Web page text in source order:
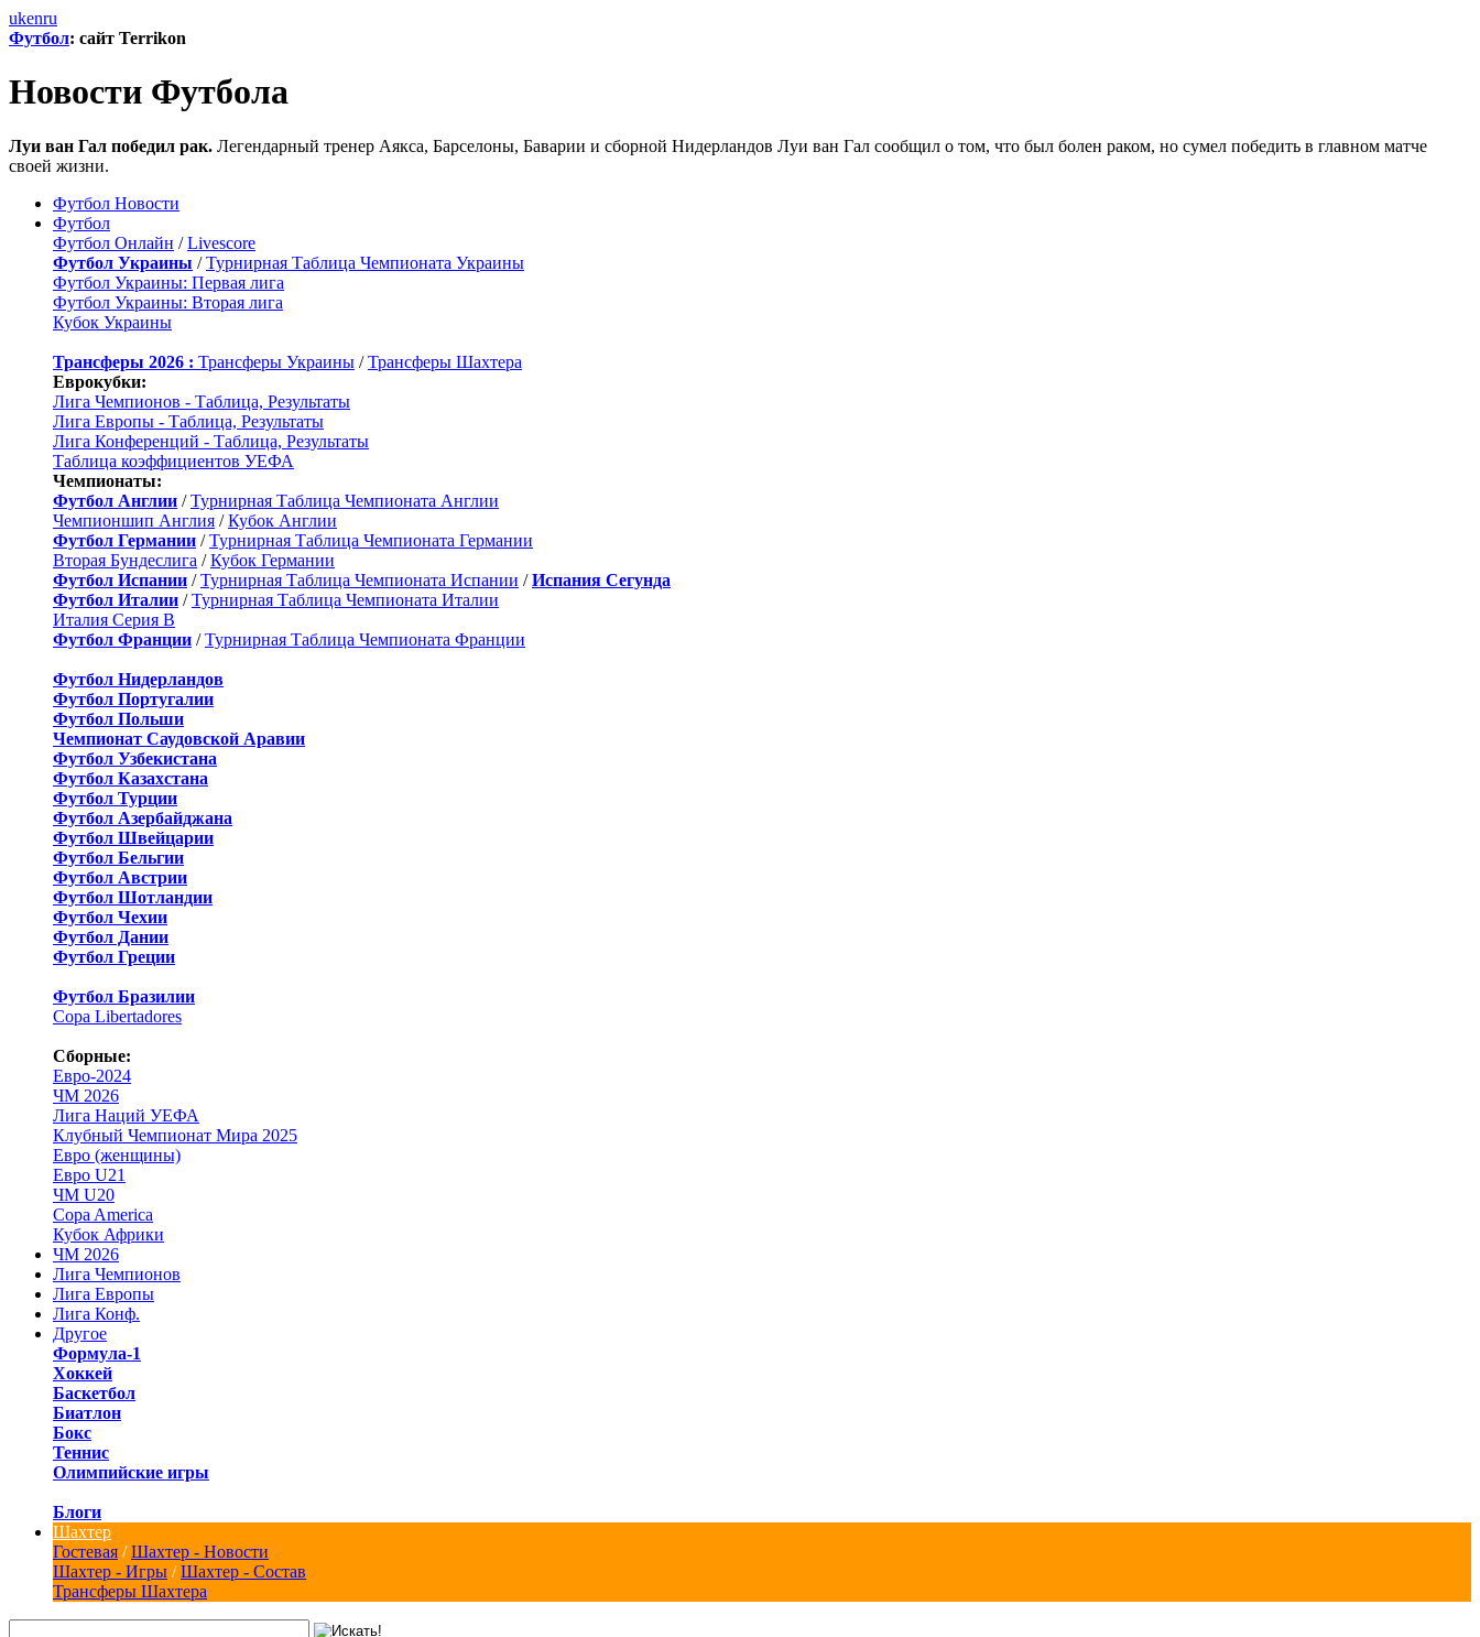
ukenru
Футбол: сайт Terrikon
Новости Футбола
Луи ван Гал победил рак. Легендарный тренер Аякса, Барселоны, Баварии и сборной Нидерландов Луи ван Гал сообщил о том, что был болен раком, но сумел победить в главном матче
своей жизни.
Футбол Новости
Футбол
Футбол Онлайн /Livescore
Футбол Украины /Турнирная Таблица Чемпионата Украины
Футбол Украины: Первая лига
Футбол Украины: Вторая лига
Кубок Украины
Трансферы 2026 : Трансферы Украины /Трансферы Шахтера
Еврокубки:
Лига Чемпионов - Таблица, Результаты
Лига Европы - Таблица, Результаты
Лига Конференций - Таблица, Результаты
Таблица коэффициентов УЕФА
Чемпионаты:
Футбол Англии /Турнирная Таблица Чемпионата Англии
Чемпионшип Англия /Кубок Англии
Футбол Германии /Турнирная Таблица Чемпионата Германии
Вторая Бундеслига /Кубок Германии
Футбол Испании /Турнирная Таблица Чемпионата Испании /Испания Сегунда
Футбол Италии /Турнирная Таблица Чемпионата Италии
Италия Серия B
Футбол Франции /Турнирная Таблица Чемпионата Франции
Футбол Нидерландов
Футбол Португалии
Футбол Польши
Чемпионат Саудовской Аравии
Футбол Узбекистана
Футбол Казахстана
Футбол Турции
Футбол Азербайджана
Футбол Швейцарии
Футбол Бельгии
Футбол Австрии
Футбол Шотландии
Футбол Чехии
Футбол Дании
Футбол Греции
Футбол Бразилии
Copa Libertadores
Сборные:
Евро-2024
ЧМ 2026
Лига Наций УЕФА
Клубный Чемпионат Мира 2025
Евро (женщины)
Евро U21
ЧМ U20
Copa America
Кубок Африки
ЧМ 2026
Лига Чемпионов
Лига Европы
Лига Конф.
Другое
Формула-1
Хоккей
Баскетбол
Биатлон
Бокс
Теннис
Олимпийские игры
Блоги
Шахтер
Гостевая /Шахтер - Новости
Шахтер - Игры /Шахтер - Состав
Трансферы Шахтера